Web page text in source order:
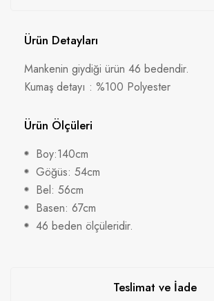
Ürün Detayları
Mankenin giydiği ürün 46 bedendir.
Kumaş detayı : %100 Polyester
Ürün Ölçüleri
Boy:140cm
Göğüs: 54cm
Bel: 56cm
Basen: 67cm
46 beden ölçüleridir.
Teslimat ve İade